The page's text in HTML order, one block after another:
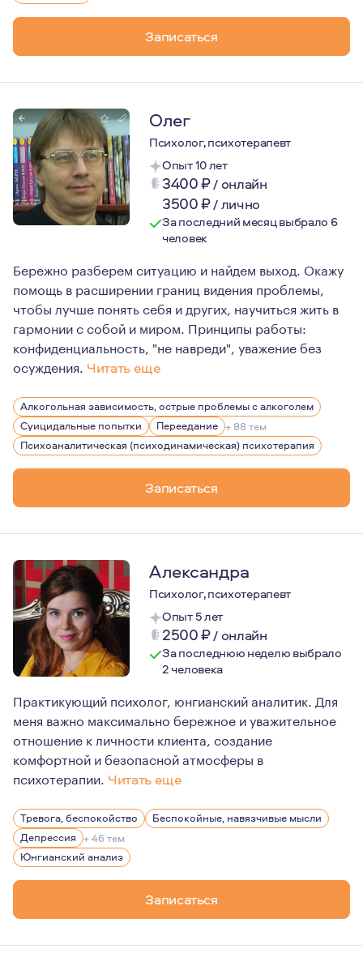
Записаться
Олег
Психолог, психотерапевт
Опыт 10 лет
3400₽/ онлайн
3500₽/лично
За последний месяц выбрало 6
человек
Бережно разберем ситуацию и найдем выход. Окажу
помощь в расширении границ видения проблемы,
чтобы лучше понять себя и других, научиться жить в
гармонии с собой и миром. Принципы работы:
конфиденциальность, "не навреди", уважение без
осуждения. Читать еще
Очень люблю и уважаю свою профессию, постоянно
Алкогольная зависимость, острые проблемы с алкоголем
Суицидальные попытки
Переедание + 88 тем
Психоаналитическая (психодинамическая) психотерапия
Записаться
Александра
Психолог, психотерапевт
Опыт 5 лет
2500₽/ онлайн
За последнюю неделю выбрало
2 человека
Практикующий психолог, юнгианский аналитик. Для
меня важно максимально бережное и уважительное
отношение к личности клиента, создание
комфортной и безопасной атмосферы в
психотерапии. Читать еще
Я пришла в психологию во взрослом возрасте, имея
Замужем более 10 лет, двое детей. Увлекаюсь
Тревога, беспокойство
Беспокойные, навязчивые мысли
Депрессия + 46 тем
Юнгианский анализ
Записаться